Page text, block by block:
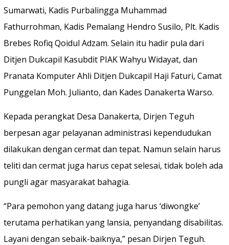
Sumarwati, Kadis Purbalingga Muhammad
Fathurrohman, Kadis Pemalang Hendro Susilo, Plt. Kadis
Brebes Rofiq Qoidul Adzam. Selain itu hadir pula dari
Ditjen Dukcapil Kasubdit PIAK Wahyu Widayat, dan
Pranata Komputer Ahli Ditjen Dukcapil Haji Faturi, Camat
Punggelan Moh. Julianto, dan Kades Danakerta Warso.
Kepada perangkat Desa Danakerta, Dirjen Teguh
berpesan agar pelayanan administrasi kependudukan
dilakukan dengan cermat dan tepat. Namun selain harus
teliti dan cermat juga harus cepat selesai, tidak boleh ada
pungli agar masyarakat bahagia.
“Para pemohon yang datang juga harus ‘diwongke’
terutama perhatikan yang lansia, penyandang disabilitas.
Layani dengan sebaik-baiknya,” pesan Dirjen Teguh.